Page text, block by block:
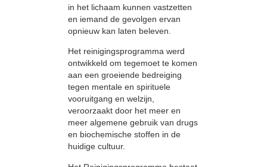
in het lichaam kunnen vastzetten
en iemand de gevolgen ervan
opnieuw kan laten beleven.
Het reinigingsprogramma werd
ontwikkeld om tegemoet te komen
aan een groeiende bedreiging
tegen mentale en spirituele
vooruitgang en welzijn,
veroorzaakt door het meer en
meer algemene gebruik van drugs
en biochemische stoffen in de
huidige cultuur.